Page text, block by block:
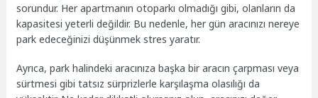
sorundur. Her apartmanın otoparkı olmadığı gibi, olanların da
kapasitesi yeterli değildir. Bu nedenle, her gün aracınızı nereye
park edeceğinizi düşünmek stres yaratır.
Ayrıca, park halindeki aracınıza başka bir aracın çarpması veya
sürtmesi gibi tatsız sürprizlerle karşılaşma olasılığı da